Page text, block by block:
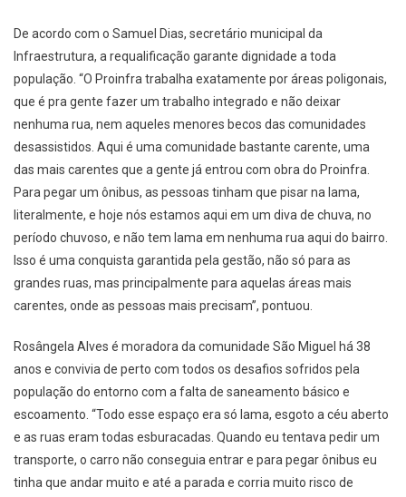
De acordo com o Samuel Dias, secretário municipal da
Infraestrutura, a requalificação garante dignidade a toda
população. “O Proinfra trabalha exatamente por áreas poligonais,
que é pra gente fazer um trabalho integrado e não deixar
nenhuma rua, nem aqueles menores becos das comunidades
desassistidos. Aqui é uma comunidade bastante carente, uma
das mais carentes que a gente já entrou com obra do Proinfra.
Para pegar um ônibus, as pessoas tinham que pisar na lama,
literalmente, e hoje nós estamos aqui em um diva de chuva, no
período chuvoso, e não tem lama em nenhuma rua aqui do bairro.
Isso é uma conquista garantida pela gestão, não só para as
grandes ruas, mas principalmente para aquelas áreas mais
carentes, onde as pessoas mais precisam”, pontuou.
Rosângela Alves é moradora da comunidade São Miguel há 38
anos e convivia de perto com todos os desafios sofridos pela
população do entorno com a falta de saneamento básico e
escoamento. “Todo esse espaço era só lama, esgoto a céu aberto
e as ruas eram todas esburacadas. Quando eu tentava pedir um
transporte, o carro não conseguia entrar e para pegar ônibus eu
tinha que andar muito e até a parada e corria muito risco de